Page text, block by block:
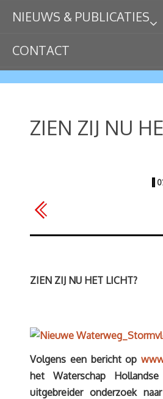
NIEUWS & PUBLICATIES
CONTACT
ZIEN ZIJ NU
|
ZIEN ZIJ NU HET LICHT?
Volgens een bericht op
het Waterschap
uitgebreider onderzoek